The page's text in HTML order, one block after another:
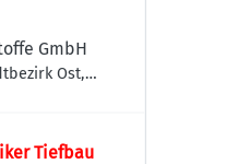
GmbH
Ost,
Tiefbau